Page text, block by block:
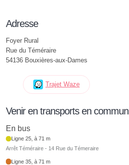
Adresse
Foyer Rural
Rue du Téméraire
54136 Bouxières-aux-Dames
Trajet Waze
Venir en transports en commun
En bus
Ligne 25, à 71 m
Arrêt Téméraire - 14 Rue du Témeraire
Ligne 35, à 71 m